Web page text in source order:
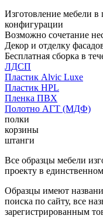
Изготовление мебели
конфигурации
Возможно сочетание
Декор и отделку
Бесплатная сборка в
ЛДСП
Пластик Alvic Luxe
Пластик HPL
Пленка ПВХ
Полотно АГТ (МДФ)
полки
корзины
штанги
Все образцы мебели
проекту в
Образцы имеют
поиска по сайту, все
зарегистрированным